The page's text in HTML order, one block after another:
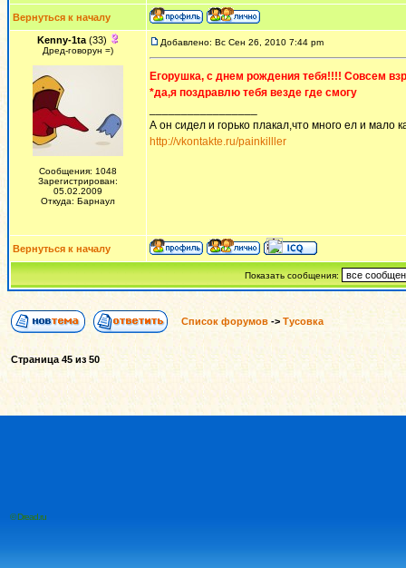
Вернуться к началу
Kenny-1ta(33)
Дред-говорун =)
Сообщения: 1048
Зарегистрирован:
05.02.2009
Откуда: Барнаул
Добавлено: Вс Сен 26, 2010 7:44 pm
Егорушка, с днем рождения тебя!!!! Совсем
*да,я поздравлю тебя везде где смогу
А он сидел и горько плакал,что много ел и мало
http://vkontakte.ru/painkilller
Вернуться к началу
Показать сообщения:
Список форумов -> Тусовка
Страница45 из 50
© Dread.ru